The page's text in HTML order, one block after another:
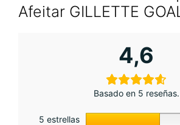
Afeitar GILLETTE
4,6
Basado en 5 reseñas.
5 estrellas